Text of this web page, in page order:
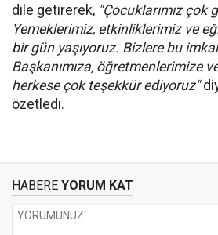
dile getirerek, "Çocuklarımız çok
Yemeklerimiz, etkinliklerimiz ve
bir gün yaşıyoruz. Bizlere bu
Başkanımıza, öğretmenlerimize
herkese çok teşekkür ediyoruz"
özetledi.
HABERE YORUM KAT